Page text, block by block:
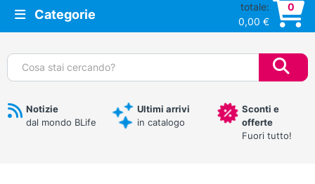
Categorie
totale:
0,00 €
0
Cerca:
Notizie
dal mondo BLife
Ultimi arrivi
in catalogo
Sconti e
offerte
Fuori tutto!